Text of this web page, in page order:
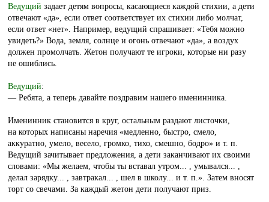
Ведущий задает детям вопросы, касающиеся каждой стихии, а дети
отвечают «да», если ответ соответствует их стихии либо молчат,
если ответ «нет». Например, ведущий спрашивает: «Тебя можно
увидеть?» Вода, земля, солнце и огонь отвечают «да», а воздух
должен промолчать. Жетон получают те игроки, которые ни разу
не ошиблись.
Ведущий:
— Ребята, а теперь давайте поздравим нашего именинника.
Именинник становится в круг, остальным раздают листочки,
на которых написаны наречия «медленно, быстро, смело,
аккуратно, умело, весело, громко, тихо, смешно, бодро» и т. п.
Ведущий зачитывает предложения, а дети заканчивают их своими
словами: «Мы желаем, чтобы ты вставал утром... , умывался... ,
делал зарядку... , завтракал... , шел в школу... и т. п.». Затем вносят
торт со свечами. За каждый жетон дети получают приз.